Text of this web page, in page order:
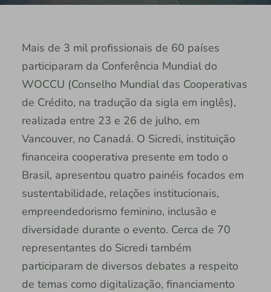
Mais de 3 mil profissionais de 60 países
participaram da Conferência Mundial do
WOCCU (Conselho Mundial das Cooperativas
de Crédito, na tradução da sigla em inglês),
realizada entre 23 e 26 de julho, em
Vancouver, no Canadá. O Sicredi, instituição
financeira cooperativa presente em todo o
Brasil, apresentou quatro painéis focados em
sustentabilidade, relações institucionais,
empreendedorismo feminino, inclusão e
diversidade durante o evento. Cerca de 70
representantes do Sicredi também
participaram de diversos debates a respeito
de temas como digitalização, financiamento